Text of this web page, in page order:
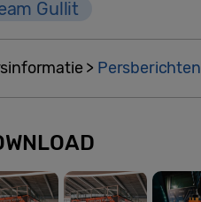
Gullit
> Persberichten